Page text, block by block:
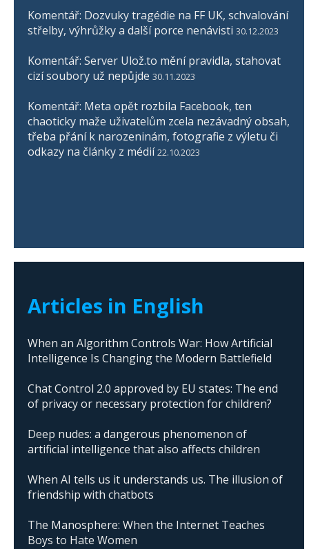
Komentář: Dozvuky tragédie na FF UK, schvalování
střelby, výhrůžky a další porce nenávisti 30.12.2023
Komentář: Server Ulož.to mění pravidla, stahovat
cizí soubory už nepůjde 30.11.2023
Komentář: Meta opět rozbila Facebook, ten
chaoticky maže uživatelům zcela nezávadný obsah,
třeba přání k narozeninám, fotografie z výletu či
odkazy na články z médií 22.10.2023
Articles in English
When an Algorithm Controls War: How Artificial
Intelligence Is Changing the Modern Battlefield
Chat Control 2.0 approved by EU states: The end
of privacy or necessary protection for children?
Deep nudes: a dangerous phenomenon of
artificial intelligence that also affects children
When AI tells us it understands us. The illusion of
friendship with chatbots
The Manosphere: When the Internet Teaches
Boys to Hate Women